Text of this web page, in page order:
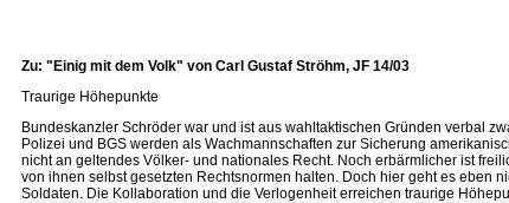
Zu: "Einig mit dem Volk" von Carl Gustaf Ströhm, JF 14/03
Traurige Höhepunkte
Bundeskanzler Schröder war und ist aus wahltaktischen Gründen verbal
Polizei und BGS werden als Wachmannschaften zur Sicherung
nicht an geltendes Völker- und nationales Recht. Noch erbärmlicher ist
von ihnen selbst gesetzten Rechtsnormen halten. Doch hier geht es eben
Soldaten. Die Kollaboration und die Verlogenheit erreichen traurige